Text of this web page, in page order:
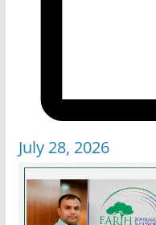
July 28, 2026